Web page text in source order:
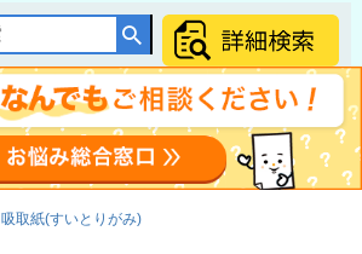
吸取紙(すいとりがみ)